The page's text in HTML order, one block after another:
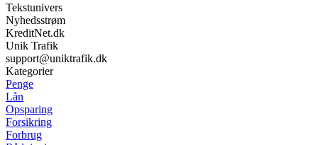
Tekstunivers
Nyhedsstrøm
KreditNet.dk
Unik Trafik
support@uniktrafik.dk
Kategorier
Penge
Lån
Opsparing
Forsikring
Forbrug